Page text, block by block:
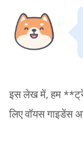
इस लेख में, हम
लिए वॉयस गाइडेंस